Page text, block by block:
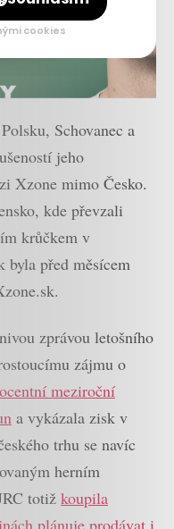
Schovanec a
jeho
Xzone mimo Česko.
kde převzali
krůčkem v
byla před měsícem
zprávou letošního
zájmu o
meziroční
a vykázala zisk v
trhu se navíc
herním
totiž koupila
cookies